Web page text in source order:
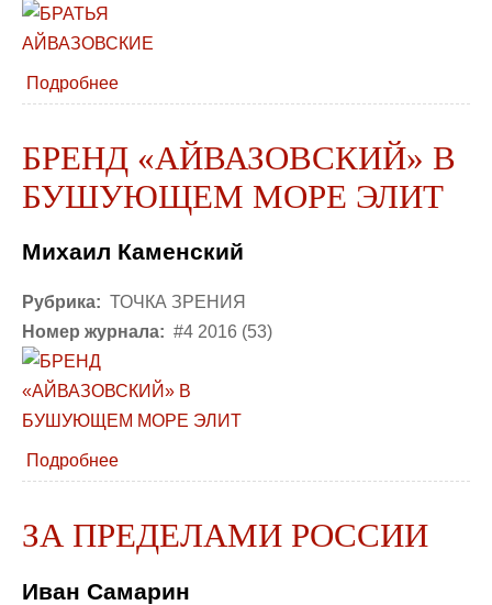
Подробнее
БРЕНД «АЙВАЗОВСКИЙ» В
БУШУЮЩЕМ МОРЕ ЭЛИТ
Михаил Каменский
Рубрика: ТОЧКА ЗРЕНИЯ
Номер журнала: #4 2016 (53)
Подробнее
ЗА ПРЕДЕЛАМИ РОССИИ
Иван Самарин